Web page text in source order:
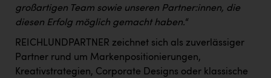
RE/MAX Welcome
Resch&Frisch
RUBBLE MASTER
großartigen Team sowie unseren Partner:innen, die
diesen Erfolg möglich gemacht haben.“
REICHLUNDPARTNER zeichnet sich als zuverlässiger
Partner rund um Markenpositionierungen,
Kreativstrategien, Corporate Designs oder klassische